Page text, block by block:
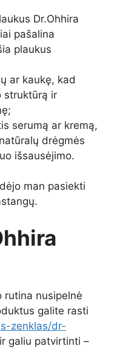
Dr.Ohhira
pašalina
plaukus
ar kaukę, kad
struktūrą ir
serumą ar kremą,
drėgmės
išsausėjimo.
man pasiekti
rutina nusipelnė
galite rasti
zenklas/dr-
galiu patvirtinti –